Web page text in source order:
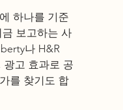
하나를 기준
보고하는 사
나 H&R
고 효과로 공
를 찾기도 합